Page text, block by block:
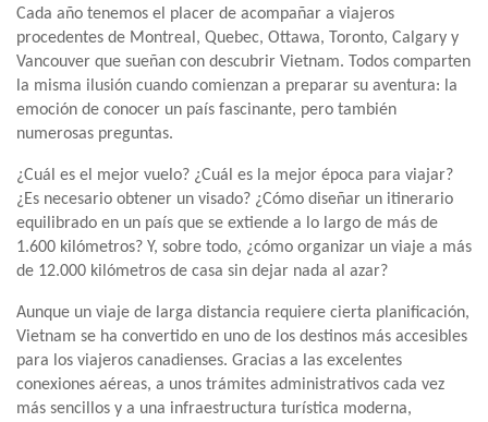
Cada año tenemos el placer de acompañar a viajeros
procedentes de Montreal, Quebec, Ottawa, Toronto, Calgary y
Vancouver que sueñan con descubrir Vietnam. Todos comparten
la misma ilusión cuando comienzan a preparar su aventura: la
emoción de conocer un país fascinante, pero también
numerosas preguntas.
¿Cuál es el mejor vuelo? ¿Cuál es la mejor época para viajar?
¿Es necesario obtener un visado? ¿Cómo diseñar un itinerario
equilibrado en un país que se extiende a lo largo de más de
1.600 kilómetros? Y, sobre todo, ¿cómo organizar un viaje a más
de 12.000 kilómetros de casa sin dejar nada al azar?
Aunque un viaje de larga distancia requiere cierta planificación,
Vietnam se ha convertido en uno de los destinos más accesibles
para los viajeros canadienses. Gracias a las excelentes
conexiones aéreas, a unos trámites administrativos cada vez
más sencillos y a una infraestructura turística moderna,